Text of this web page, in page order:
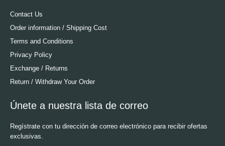
Contact Us
Order information / Shipping Cost
Terms and Conditions
Privacy Policy
Exchange / Returns
Return / Withdraw Your Order
Únete a nuestra lista de correo
Regístrate con tu dirección de correo electrónico para recibir ofertas
exclusivas.